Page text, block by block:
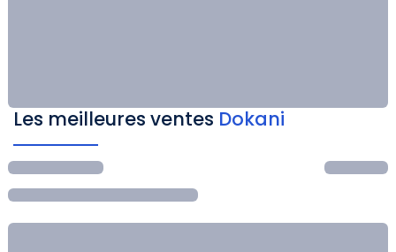
Les meilleures ventes Dokani